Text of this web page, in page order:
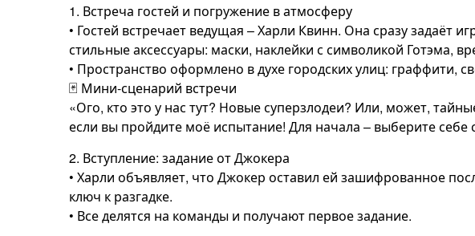
1. Встреча гостей и погружение в атмосферу
• Гостей встречает ведущая – Харли Квинн. Она сразу задаёт
стильные аксессуары: маски, наклейки с символикой Готэма,
• Пространство оформлено в духе городских улиц: граффити,
🃏 Мини-сценарий встречи
«Ого, кто это у нас тут? Новые суперзлодеи? Или, может,
если вы пройдите моё испытание! Для начала – выберите себе
2. Вступление: задание от Джокера
• Харли объявляет, что Джокер оставил ей зашифрованное
ключ к разгадке.
• Все делятся на команды и получают первое задание.